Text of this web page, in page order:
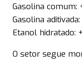
Gasolina comum:
Gasolina
Etanol hidratado:
O setor segue